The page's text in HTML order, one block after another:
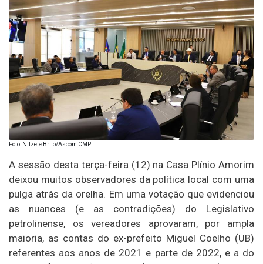
Foto: Nilzete Brito/Ascom CMP
A sessão desta terça-feira (12) na Casa Plínio Amorim
deixou muitos observadores da política local com uma
pulga atrás da orelha. Em uma votação que evidenciou
as nuances (e as contradições) do Legislativo
petrolinense, os vereadores aprovaram, por ampla
maioria, as contas do ex-prefeito Miguel Coelho (UB)
referentes aos anos de 2021 e parte de 2022, e a do